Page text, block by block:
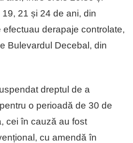
21 și 24 de ani, din
efectuau derapaje controlate,
Bulevardul Decebal, din
dreptul de a
o perioadă de 30 de
cei în cauză au fost
cu amendă în